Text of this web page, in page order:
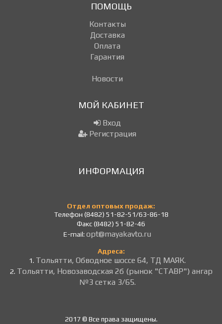
ПОМОЩЬ
Контакты
Доставка
Оплата
Гарантия
Новости
МОЙ КАБИНЕТ
Вход
Регистрация
ИНФОРМАЦИЯ
Отдел оптовых продаж:
Телефон (8482) 51-82-51/63-86-18
Факс (8482) 51-82-46
E-mail: opt@mayakavto.ru
Адреса:
1. Тольятти, Обводное шоссе 64, ТД МАЯК.
2. Тольятти, Новозаводская 2б (рынок "СТАВР") ангар
№3 сетка 3/65.
2017 © Все права защищены.